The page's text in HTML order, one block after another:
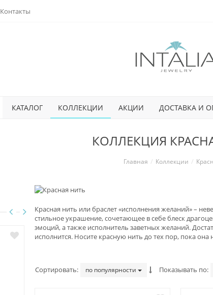
Контакты
КАТАЛОГ КОЛЛЕКЦИИ АКЦИИ ДОСТАВКА И
КОЛЛЕКЦИЯ
Главная Коллекции
Красная нить или браслет «исполнения желаний» –
стильное украшение, сочетающее в себе блеск
эмоций, а также исполнитель заветных желаний.
исполнится. Носите красную нить до тех пор, пока она
Сортировать по популярности Показывать по